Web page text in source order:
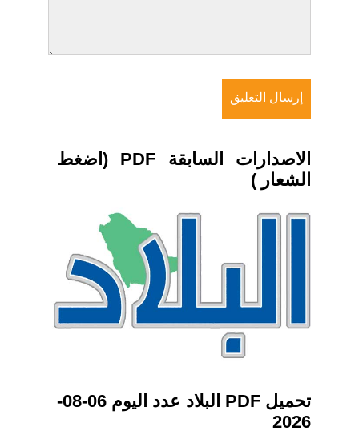
الاصدارات السابقة PDF (اضغط
الشعار )
تحميل PDF البلاد عدد اليوم 06-08-
2026